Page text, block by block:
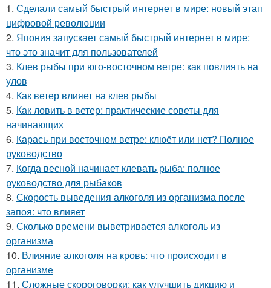
1. Сделали самый быстрый интернет в мире: новый этап
цифровой революции
2. Япония запускает самый быстрый интернет в мире:
что это значит для пользователей
3. Клев рыбы при юго-восточном ветре: как повлиять на
улов
4. Как ветер влияет на клев рыбы
5. Как ловить в ветер: практические советы для
начинающих
6. Карась при восточном ветре: клюёт или нет? Полное
руководство
7. Когда весной начинает клевать рыба: полное
руководство для рыбаков
8. Скорость выведения алкоголя из организма после
запоя: что влияет
9. Сколько времени выветривается алкоголь из
организма
10. Влияние алкоголя на кровь: что происходит в
организме
11. Сложные скороговорки: как улучшить дикцию и